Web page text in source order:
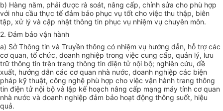
b) Hàng năm, phải được rà soát, nâng cấp, chỉnh sửa cho phù hợp
với nhu cầu thực tế đảm bảo phục vụ tốt cho việc thu thập, biên
tập, xử lý và cập nhật thông tin phục vụ nhiệm vụ chuyên môn.
2. Đảm bảo vận hành
a) Sở Thông tin và Truyền thông có nhiệm vụ hướng dẫn, hỗ trợ các
cơ quan, tổ chức, doanh nghiệp trong việc cung cấp, quản lý, lưu
trữ thông tin trên trang thông tin điện tử nội bộ; nghiên cứu, đề
xuất, hướng dẫn các cơ quan nhà nước, doanh nghiệp các biện
pháp kỹ thuật, công nghệ phù hợp cho việc vận hành trang thông
tin điện tử nội bộ và lập kế hoạch nâng cấp mạng máy tính cơ quan
nhà nước và doanh nghiệp đảm bảo hoạt động thông suốt, hiệu
quả.